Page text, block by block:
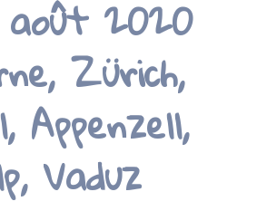
août 2020
Zürich,
Appenzell,
Vaduz